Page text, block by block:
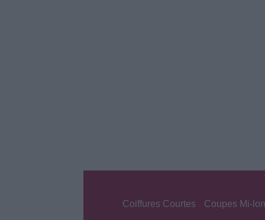
Coiffures Courtes Coupes Mi-